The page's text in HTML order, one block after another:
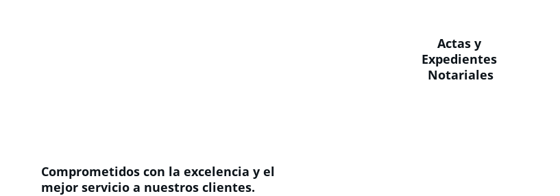
Actas y
Expedientes
Notariales
Comprometidos con la excelencia y el
mejor servicio a nuestros clientes.